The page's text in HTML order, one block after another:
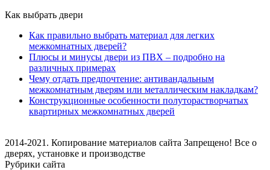
Как выбрать двери
Как правильно выбрать материал для легких
межкомнатных дверей?
Плюсы и минусы двери из ПВХ – подробно на
различных примерах
Чему отдать предпочтение: антивандальным
межкомнатным дверям или металлическим накладкам?
Конструкционные особенности полуторастворчатых
квартирных межкомнатных дверей
2014-2021. Копирование материалов сайта Запрещено! Все о
дверях, установке и производстве
Рубрики сайта